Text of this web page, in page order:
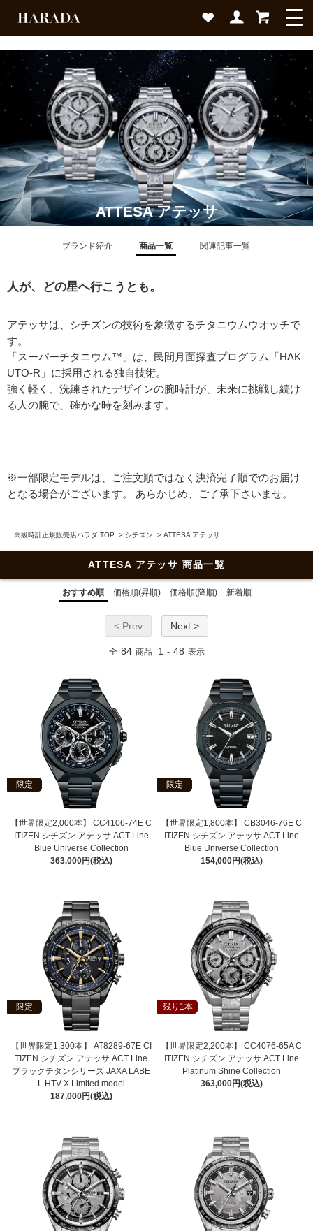
ATTESA アテッサ
ブランド紹介 商品一覧 関連記事一覧
人が、どの星へ行こうとも。
アテッサは、シチズンの技術を象徴するチタニウムウオッチで
す。
「スーパーチタニウム™」は、民間月面探査プログラム「HAK
UTO-R」に採用される独自技術。
強く軽く、洗練されたデザインの腕時計が、未来に挑戦し続け
る人の腕で、確かな時を刻みます。
※一部限定モデルは、ご注文順ではなく決済完了順でのお届け
となる場合がございます。 あらかじめ、ご了承下さいませ。
高級時計正規販売店ハラダ TOP > シチズン > ATTESA アテッサ
ATTESA アテッサ 商品一覧
おすすめ順 価格順(昇順) 価格順(降順) 新着順
< Prev Next >
全 84 商品 1 - 48 表示
限定
【世界限定2,000本】 CC4106-74E C
ITIZEN シチズン アテッサ ACT Line
Blue Universe Collection
363,000円(税込)
限定
【世界限定1,800本】 CB3046-76E C
ITIZEN シチズン アテッサ ACT Line
Blue Universe Collection
154,000円(税込)
限定
【世界限定1,300本】 AT8289-67E CI
TIZEN シチズン アテッサ ACT Line
ブラックチタンシリーズ JAXA LABE
L HTV-X Limited model
187,000円(税込)
残り1本
【世界限定2,200本】 CC4076-65A C
ITIZEN シチズン アテッサ ACT Line
Platinum Shine Collection
363,000円(税込)